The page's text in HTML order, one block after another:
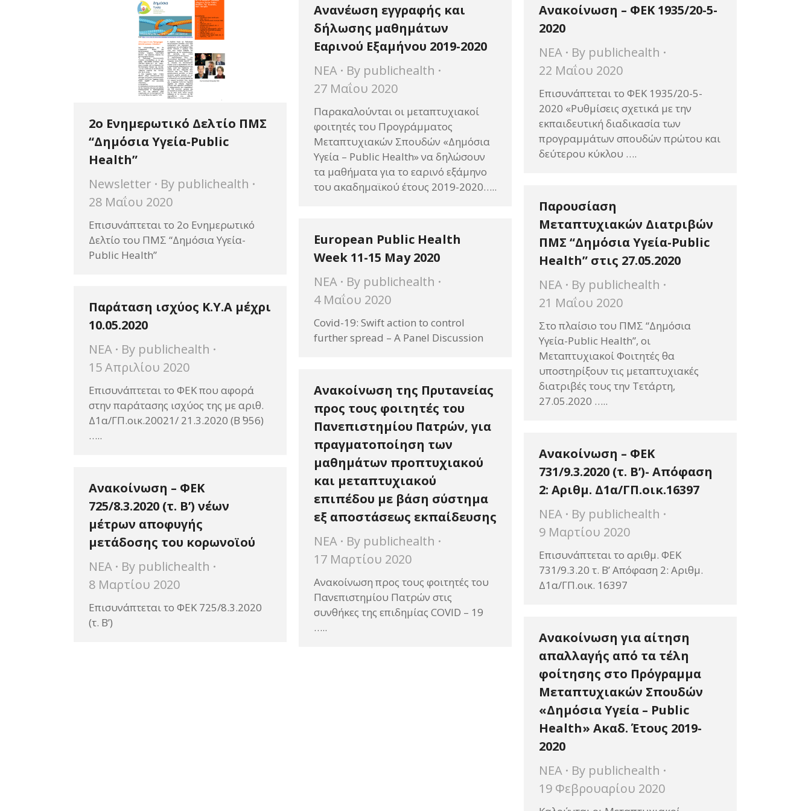
2o Ενημερωτικό Δελτίο ΠΜΣ
“Δημόσια Υγεία-Public
Health”
Newsletter
By publichealth
28 Μαΐου 2020
Επισυνάπτεται το 2ο Ενημερωτικό
Δελτίο του ΠΜΣ “Δημόσια Υγεία-
Public Health”
Ανανέωση εγγραφής και
δήλωσης μαθημάτων
Εαρινού Εξαμήνου 2019-2020
ΝΕΑ
By publichealth
27 Μαΐου 2020
Παρακαλούνται οι μεταπτυχιακοί
φοιτητές του Προγράμματος
Μεταπτυχιακών Σπουδών «Δημόσια
Υγεία – Public Health» να δηλώσουν
τα μαθήματα για το εαρινό εξάμηνο
του ακαδημαϊκού έτους 2019-2020…..
Ανακοίνωση – ΦΕΚ 1935/20-5-
2020
ΝΕΑ
By publichealth
22 Μαΐου 2020
Επισυνάπτεται το ΦΕΚ 1935/20-5-
2020 «Ρυθμίσεις σχετικά με την
εκπαιδευτική διαδικασία των
προγραμμάτων σπουδών πρώτου και
δεύτερου κύκλου ….
Παρουσίαση
Μεταπτυχιακών Διατριβών
ΠΜΣ “Δημόσια Υγεία-Public
Health” στις 27.05.2020
ΝΕΑ
By publichealth
21 Μαΐου 2020
Στο πλαίσιο του ΠΜΣ “Δημόσια
Υγεία-Public Health”, οι
Μεταπτυχιακοί Φοιτητές θα
υποστηρίξουν τις μεταπτυχιακές
διατριβές τους την Τετάρτη,
27.05.2020 …..
European Public Health
Week 11-15 May 2020
ΝΕΑ
By publichealth
4 Μαΐου 2020
Covid-19: Swift action to control
further spread – A Panel Discussion
Παράταση ισχύος Κ.Υ.Α μέχρι
10.05.2020
ΝΕΑ
By publichealth
15 Απριλίου 2020
Επισυνάπτεται το ΦΕΚ που αφορά
στην παράτασης ισχύος της με αριθ.
Δ1α/ΓΠ.οικ.20021/ 21.3.2020 (Β΄ 956)
…..
Ανακοίνωση της Πρυτανείας
προς τους φοιτητές του
Πανεπιστημίου Πατρών, για
πραγματοποίηση των
μαθημάτων προπτυχιακού
και μεταπτυχιακού
επιπέδου με βάση σύστημα
εξ αποστάσεως εκπαίδευσης
ΝΕΑ
By publichealth
17 Μαρτίου 2020
Ανακοίνωση προς τους φοιτητές του
Πανεπιστημίου Πατρών στις
συνθήκες της επιδημίας COVID – 19
…..
Ανακοίνωση – ΦΕΚ
731/9.3.2020 (τ. Β’)- Απόφαση
2: Αριθμ. Δ1α/ΓΠ.οικ.16397
ΝΕΑ
By publichealth
9 Μαρτίου 2020
Επισυνάπτεται το αριθμ. ΦΕΚ
731/9.3.20 τ. Β’ Απόφαση 2: Αριθμ.
Δ1α/ΓΠ.οικ. 16397
Ανακοίνωση – ΦΕΚ
725/8.3.2020 (τ. Β’) νέων
μέτρων αποφυγής
μετάδοσης του κορωνοϊού
ΝΕΑ
By publichealth
8 Μαρτίου 2020
Επισυνάπτεται το ΦΕΚ 725/8.3.2020
(τ. Β’)
Ανακοίνωση για αίτηση
απαλλαγής από τα τέλη
φοίτησης στο Πρόγραμμα
Μεταπτυχιακών Σπουδών
«Δημόσια Υγεία – Public
Health» Ακαδ. Έτους 2019-
2020
ΝΕΑ
By publichealth
19 Φεβρουαρίου 2020